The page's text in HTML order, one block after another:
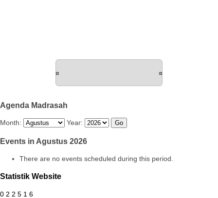
Agenda Madrasah
Month: Year:
Events in Agustus 2026
There are no events scheduled during this period.
Statistik Website
0 2 2 5 1 6